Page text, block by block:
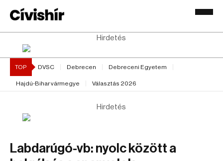
Hirdetés
TOP DVSC Debrecen Debreceni Egyetem
Hajdú-Bihar vármegye Választás 2026
Hirdetés
Labdarúgó-vb: nyolc között a